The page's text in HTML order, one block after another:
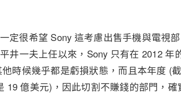
定很希望 Sony 這考慮出售手機與電視
井一夫上任以來，Sony 只有在 2012 年
時候幾乎都是虧損狀態，而且本年度 (
19 億美元)，因此切割不賺錢的部門，確